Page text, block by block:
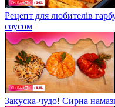
Рецепт для любителів
соусом
Закуска-чудо! Сирна